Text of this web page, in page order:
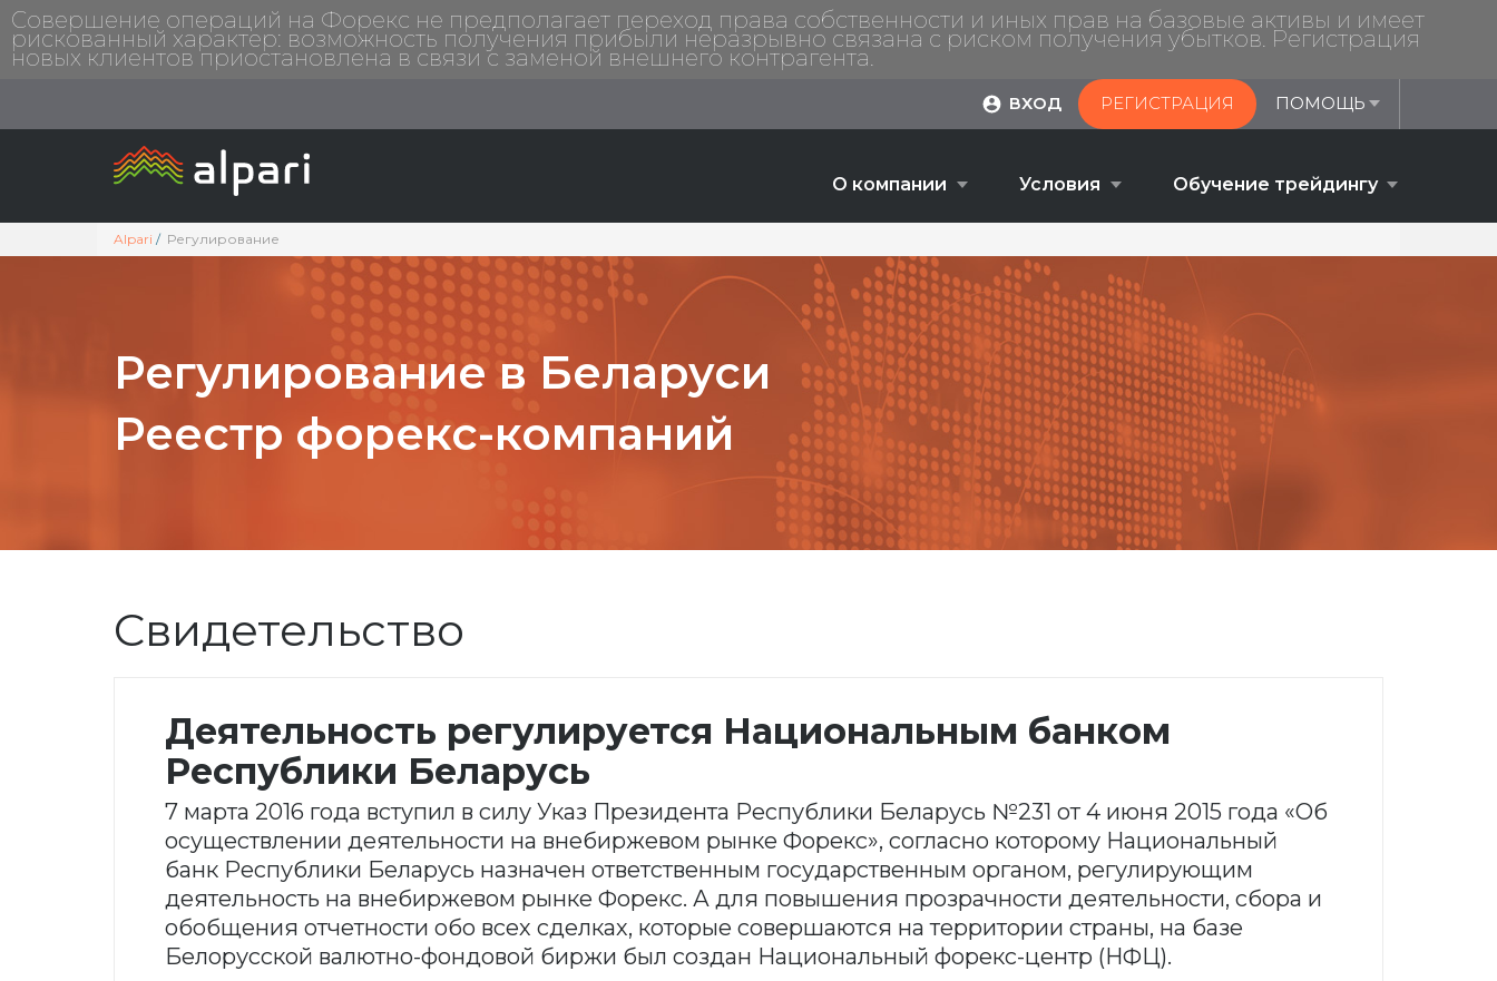
Совершение операций на Форекс не предполагает переход права собственности и иных прав на базовые активы и имеет
рискованный характер: возможность получения прибыли неразрывно связана с риском получения убытков. Регистрация
новых клиентов приостановлена в связи с заменой внешнего контрагента.
ВХОД РЕГИСТРАЦИЯ ПОМОЩЬ
О компании
О компании
Почему Альпари
Контакты
Новости
История бренда
Условия
Сравнение аккаунтов
ECN
Маржинальные плечи
Ввод и вывод средств
Платформы
Описание
Обучение трейдингу
Обучение трейдингу
Форекс- трейдинг: гид для
начинающих
Стратегии форекс-трейдинга
Alpari Регулирование
Регулирование в Беларуси
Реестр форекс-компаний
Свидетельство
Деятельность регулируется Национальным банком
Республики Беларусь
7 марта 2016 года вступил в силу Указ Президента Республики Беларусь №231 от 4 июня 2015 года «Об
осуществлении деятельности на внебиржевом рынке Форекс», согласно которому Национальный
банк Республики Беларусь назначен ответственным государственным органом, регулирующим
деятельность на внебиржевом рынке Форекс. А для повышения прозрачности деятельности, сбора и
обобщения отчетности обо всех сделках, которые совершаются на территории страны, на базе
Белорусской валютно-фондовой биржи был создан Национальный форекс-центр (НФЦ).